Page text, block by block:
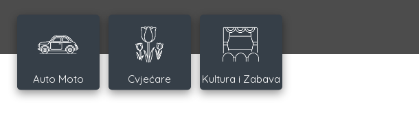
Auto Moto Cvjećare Kultura i Zabava